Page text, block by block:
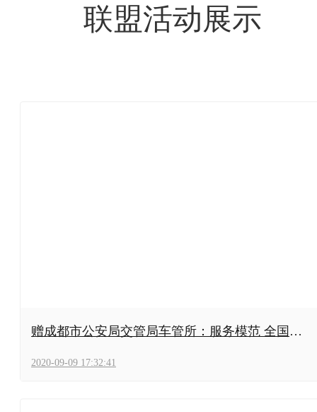
联盟活动展示
赠成都市公安局交管局车管所：服务模范 全国标
2020-09-09 17:32:41